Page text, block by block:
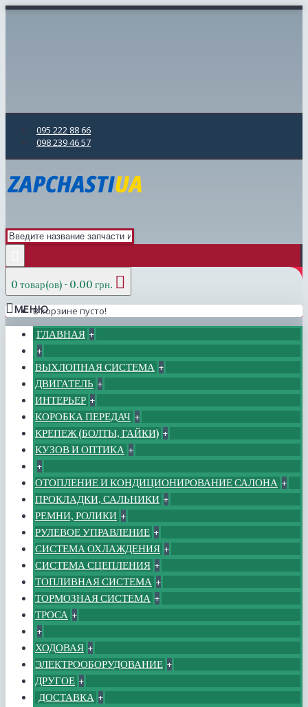
095 222 88 66
098 239 46 57
0 товар(ов) - 0.00 грн.
В корзине пусто!
МЕНЮ
ГЛАВНАЯ +
+
ВЫХЛОПНАЯ СИСТЕМА +
ДВИГАТЕЛЬ +
ИНТЕРЬЕР +
КОРОБКА ПЕРЕДАЧ +
КРЕПЕЖ (БОЛТЫ, ГАЙКИ) +
КУЗОВ И ОПТИКА +
+
ОТОПЛЕНИЕ И КОНДИЦИОНИРОВАНИЕ САЛОНА +
ПРОКЛАДКИ, САЛЬНИКИ +
РЕМНИ, РОЛИКИ +
РУЛЕВОЕ УПРАВЛЕНИЕ +
СИСТЕМА ОХЛАЖДЕНИЯ +
СИСТЕМА СЦЕПЛЕНИЯ +
ТОПЛИВНАЯ СИСТЕМА +
ТОРМОЗНАЯ СИСТЕМА +
ТРОСА +
+
ХОДОВАЯ +
ЭЛЕКТРООБОРУДОВАНИЕ +
ДРУГОЕ +
ДОСТАВКА +